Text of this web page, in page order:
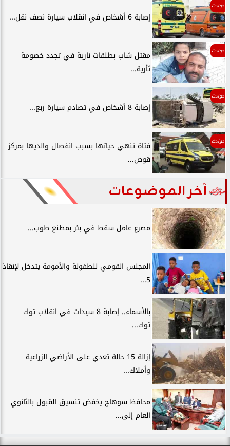
حوادث
إصابة 6 أشخاص في انقلاب سيارة نصف نقل...
حوادث
مقتل شاب بطلقات نارية في تجدد خصومة
ثأرية...
حوادث
إصابة 8 أشخاص في تصادم سيارة ربع...
حوادث
فتاة تنهي حياتها بسبب انفصال والديها بمركز
قوص...
آخر الموضوعات
مصرع عامل سقط في بئر بمطنع طوب...
المجلس القومي للطفولة والأمومة يتدخل لإنقاذ
5...
بالأسماء.. إصابة 8 سيدات في انقلاب توك
توك...
إزالة 15 حالة تعدي على الأراضي الزراعية
وأملاك...
محافظ سوهاج يخفض تنسيق القبول بالثانوي
العام إلى...